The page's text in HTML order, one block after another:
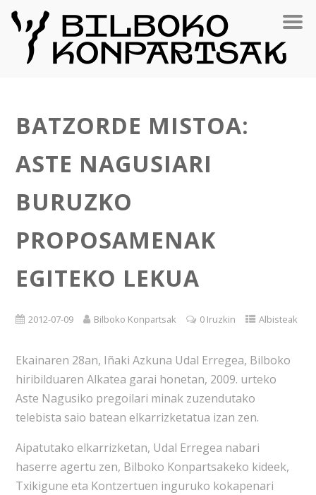
BATZORDE MISTOA:
ASTE NAGUSIARI
BURUZKO
PROPOSAMENAK
EGITEKO LEKUA
2012-07-09 Bilboko Konpartsak 0 Iruzkin Albisteak
Ekainaren 28an, Iñaki Azkuna Udal Erregea, Bilboko
hiribilduaren Alkatea garai honetan, 2009. urteko
Aste Nagusiko pregoilari minak zuzendutako
telebista saio batean elkarrizketatua izan zen.
Aipatutako elkarrizketan, Udal Erregea nabari
haserre agertu zen, Bilboko Konpartsakeko kideek,
Txikigune eta Kontzertuen inguruko kokapenari